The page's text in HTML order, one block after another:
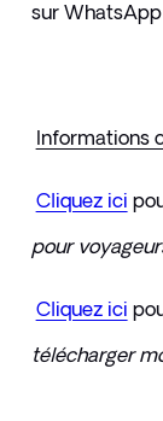
sur
Informations
Cliquez ici
pour
Cliquez ici
télécharger